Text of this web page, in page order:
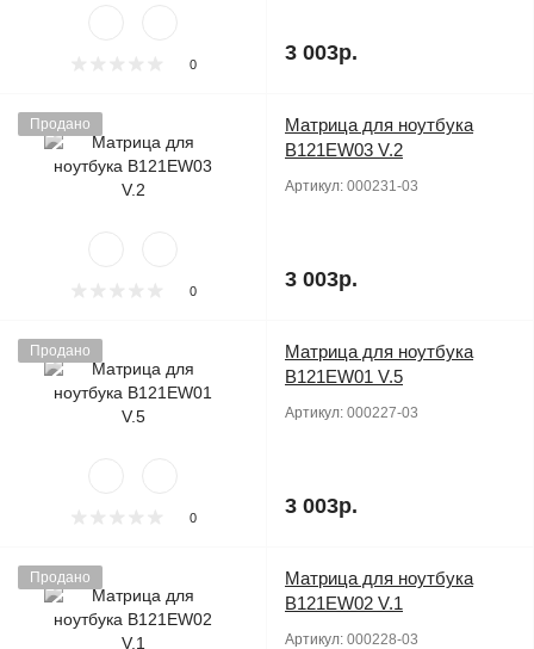
0 3 003р.
Продано
0
Матрица для ноутбука
B121EW03 V.2
Артикул: 000231-03
3 003р.
Продано
0
Матрица для ноутбука
B121EW01 V.5
Артикул: 000227-03
3 003р.
Продано
Матрица для ноутбука
B121EW02 V.1
Артикул: 000228-03